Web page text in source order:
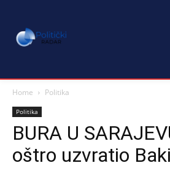
Home Politika
Politika
BURA U
oštro uzvratio